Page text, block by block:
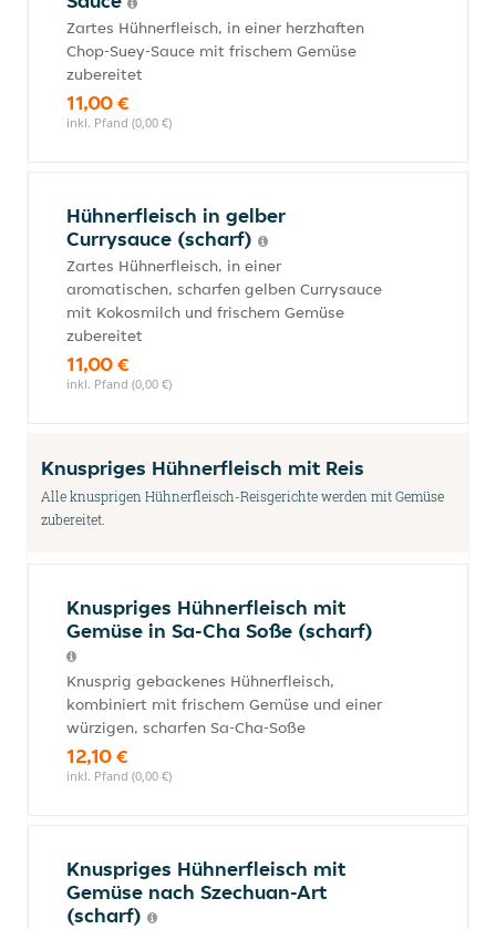
Zartes Hühnerfleisch, in einer herzhaften
Chop-Suey-Sauce mit frischem Gemüse
zubereitet
11,00 €
inkl. Pfand (0,00 €)
Hühnerfleisch in gelber
Currysauce (scharf)
Zartes Hühnerfleisch, in einer
aromatischen, scharfen gelben Currysauce
mit Kokosmilch und frischem Gemüse
zubereitet
11,00 €
inkl. Pfand (0,00 €)
Knuspriges Hühnerfleisch mit Reis
Alle knusprigen Hühnerfleisch-Reisgerichte werden mit Gemüse
zubereitet.
Knuspriges Hühnerfleisch mit
Gemüse in Sa-Cha Soße (scharf)
Knusprig gebackenes Hühnerfleisch,
kombiniert mit frischem Gemüse und einer
würzigen, scharfen Sa-Cha-Soße
12,10 €
inkl. Pfand (0,00 €)
Knuspriges Hühnerfleisch mit
Gemüse nach Szechuan-Art
(scharf)